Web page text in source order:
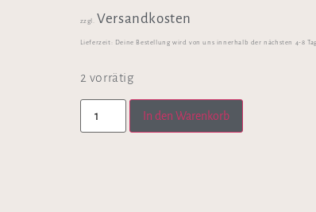
zzgl. Versandkosten
Lieferzeit: Deine Bestellung wird von uns innerhalb der nächsten 4-8
2 vorrätig
In den Warenkorb